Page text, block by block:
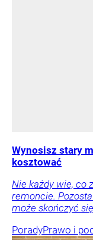
Wynosisz stary
kosztować
Nie każdy wie, co
remoncie.
może skończyć
PoradyPrawo i